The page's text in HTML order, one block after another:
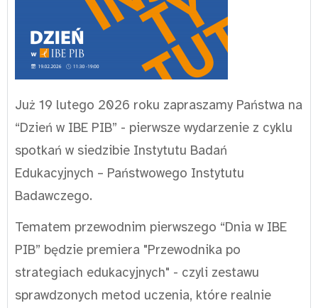
Już 19 lutego 2026 roku zapraszamy Państwa na
“Dzień w IBE PIB” - pierwsze wydarzenie z cyklu
spotkań w siedzibie Instytutu Badań
Edukacyjnych – Państwowego Instytutu
Badawczego.
Tematem przewodnim pierwszego “Dnia w IBE
PIB” będzie premiera "Przewodnika po
strategiach edukacyjnych" - czyli zestawu
sprawdzonych metod uczenia, które realnie